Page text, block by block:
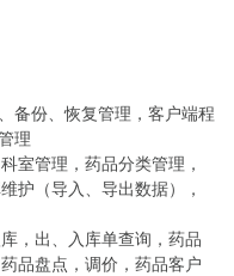
备份、恢复管理，客户端程
理
室管理，药品分类管理，
护（导入、导出数据），
，出、入库单查询，药品
品盘点，调价，药品客户